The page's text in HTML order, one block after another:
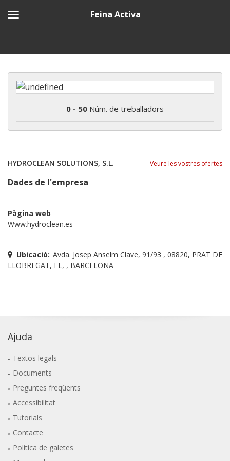
Feina Activa
0 - 50 Núm. de treballadors
HYDROCLEAN SOLUTIONS, S.L. Veure les vostres ofertes
Dades de l'empresa
Pàgina web
Www.hydroclean.es
Ubicació: Avda. Josep Anselm Clave, 91/93 , 08820, PRAT DE
LLOBREGAT, EL, , BARCELONA
Ajuda
Textos legals
Documents
Preguntes freqüents
Accessibilitat
Tutorials
Contacte
Política de galetes